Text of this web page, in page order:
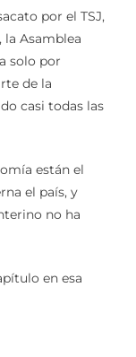
la Asamblea
solo por
de la
casi todas las
el país, y
no ha